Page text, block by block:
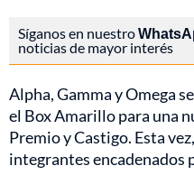
Síganos en nuestro
noticias de mayor interés
Alpha, Gamma y Omega
el Box Amarillo para una
Premio y Castigo. Esta
integrantes encadenados